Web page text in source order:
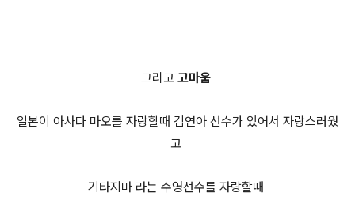
그리고 고마움
일본이 아사다 마오를 자랑할때 김연아 선수가 있어서 자랑스러웠
고
기타지마 라는 수영선수를 자랑할때